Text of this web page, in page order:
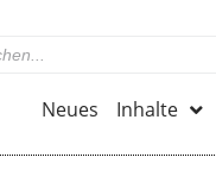
Neues Inhalte